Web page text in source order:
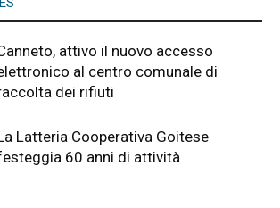
attivo il nuovo accesso
al centro comunale di
dei rifiuti
Latteria Cooperativa Goitese
60 anni di attività